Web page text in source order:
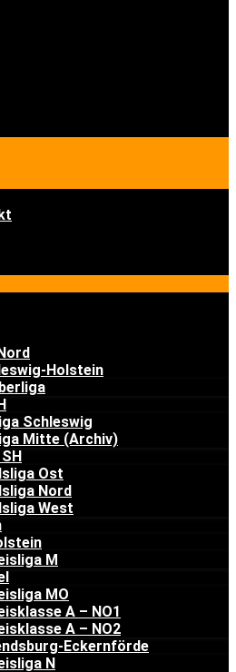
Holstein
Schleswig
Mitte (Archiv)
Ost
Nord
West
M
MO
A – NO1
A – NO2
Eckernförde
N